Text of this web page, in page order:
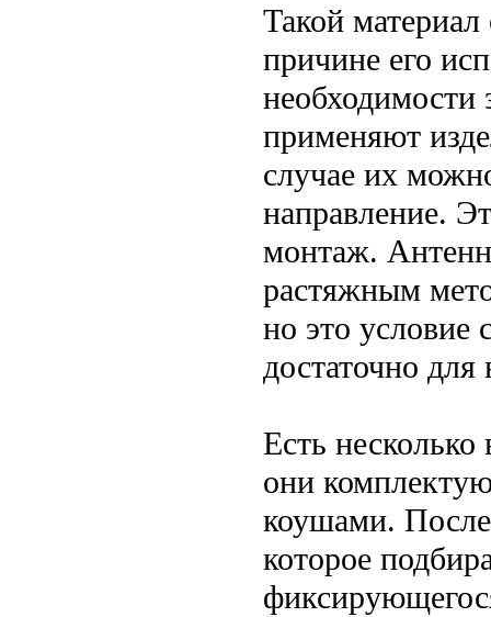
Такой
причине его
необходимости
применяют
случае их
направление.
монтаж.
растяжным
но это условие
достаточно
Есть
они
коушами.
которое